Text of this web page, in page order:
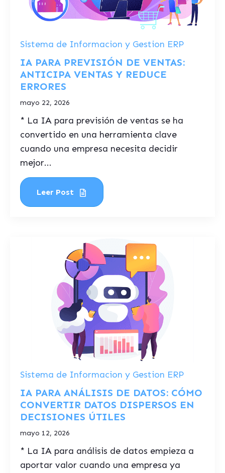
Sistema de Informacion y Gestion ERP
IA PARA PREVISIÓN DE VENTAS:
ANTICIPA VENTAS Y REDUCE
ERRORES
mayo 22, 2026
* La IA para previsión de ventas se ha
convertido en una herramienta clave
cuando una empresa necesita decidir
mejor...
Leer Post
Sistema de Informacion y Gestion ERP
IA PARA ANÁLISIS DE DATOS: CÓMO
CONVERTIR DATOS DISPERSOS EN
DECISIONES ÚTILES
mayo 12, 2026
* La IA para análisis de datos empieza a
aportar valor cuando una empresa ya